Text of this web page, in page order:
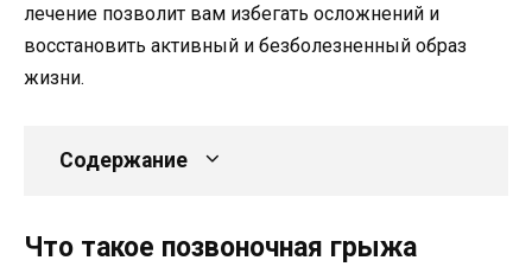
лечение позволит вам избегать осложнений и
восстановить активный и безболезненный образ
жизни.
Содержание
Что такое позвоночная грыжа